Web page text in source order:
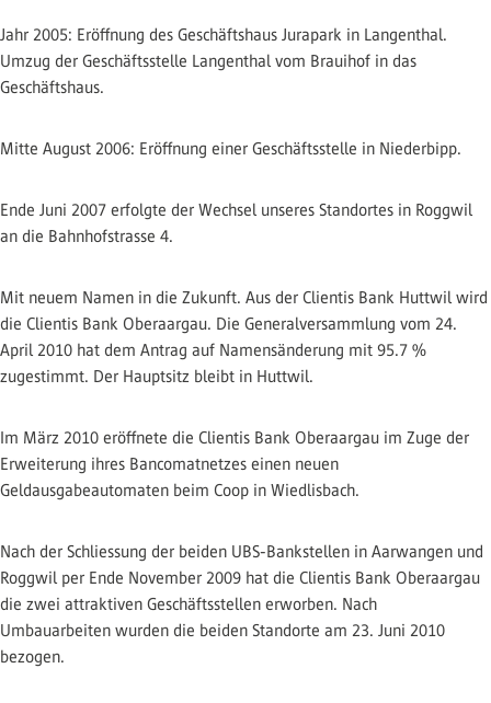
Jahr 2005: Eröffnung des Geschäftshaus Jurapark in Langenthal.
Umzug der Geschäftsstelle Langenthal vom Brauihof in das
Geschäftshaus.
Mitte August 2006: Eröffnung einer Geschäftsstelle in Niederbipp.
Ende Juni 2007 erfolgte der Wechsel unseres Standortes in Roggwil
an die Bahnhofstrasse 4.
Mit neuem Namen in die Zukunft. Aus der Clientis Bank Huttwil wird
die Clientis Bank Oberaargau. Die Generalversammlung vom 24.
April 2010 hat dem Antrag auf Namensänderung mit 95.7 %
zugestimmt. Der Hauptsitz bleibt in Huttwil.
Im März 2010 eröffnete die Clientis Bank Oberaargau im Zuge der
Erweiterung ihres Bancomatnetzes einen neuen
Geldausgabeautomaten beim Coop in Wiedlisbach.
Nach der Schliessung der beiden UBS-Bankstellen in Aarwangen und
Roggwil per Ende November 2009 hat die Clientis Bank Oberaargau
die zwei attraktiven Geschäftsstellen erworben. Nach
Umbauarbeiten wurden die beiden Standorte am 23. Juni 2010
bezogen.